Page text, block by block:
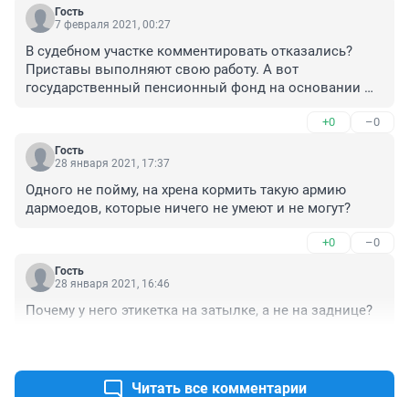
Гость
7 февраля 2021, 00:27
В судебном участке комментировать отказались?
Приставы выполняют свою работу. А вот
государственный пенсионный фонд на основании
даже не извещая пенсов о исполнительном листе? И
не оставляя людям на жизнь даже прожиточного
минимума ? ФОНД лишь посредник , передающий
удерживает?
+0 –0
Гость
28 января 2021, 17:37
Одного не пойму, на хрена кормить такую армию
дармоедов, которые ничего не умеют и не могут?
+0 –0
Гость
28 января 2021, 16:46
Почему у него этикетка на затылке, а не на заднице?
Читать все комментарии